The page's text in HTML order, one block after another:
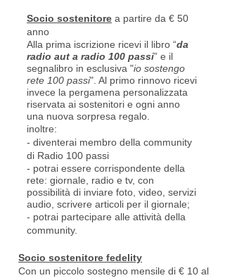
Socio sostenitore a partire da € 50
anno
Alla prima iscrizione ricevi il libro “da
radio aut a radio 100 passi” e il
segnalibro in esclusiva "io sostengo
rete 100 passi". Al primo rinnovo ricevi
invece la pergamena personalizzata
riservata ai sostenitori e ogni anno
una nuova sorpresa regalo.
inoltre:
- diventerai membro della community
di Radio 100 passi
- potrai essere corrispondente della
rete: giornale, radio e tv, con
possibilità di inviare foto, video, servizi
audio, scrivere articoli per il giornale;
- potrai partecipare alle attività della
community.
Socio sostenitore fedelity
Con un piccolo sostegno mensile di € 10 al